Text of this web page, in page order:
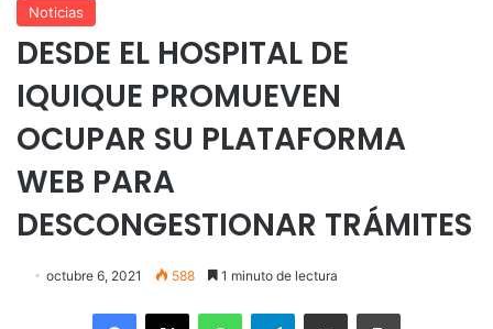
Noticias
DESDE EL HOSPITAL DE
IQUIQUE PROMUEVEN
OCUPAR SU PLATAFORMA
WEB PARA
DESCONGESTIONAR TRÁMITES
octubre 6, 2021 588 1 minuto de lectura
Facebook
X WhatsAppTelegramEnviar vía email Imprimir